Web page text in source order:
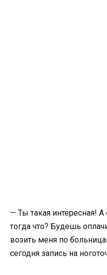
— Ты такая интересная!
тогда что? Будешь
возить меня по
сегодня запись на